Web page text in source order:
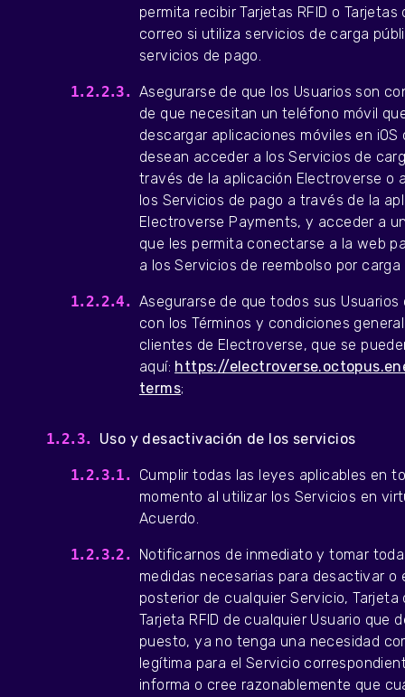
permita recibir Tarjetas RFID o Tarjetas
correo si utiliza servicios de carga
servicios de pago.
Asegurarse de que los Usuarios son
de que necesitan un teléfono móvil
descargar aplicaciones móviles en iOS
desean acceder a los Servicios de
través de la aplicación Electroverse o
los Servicios de pago a través de la
Electroverse Payments, y acceder a
que les permita conectarse a la web
a los Servicios de reembolso por
Asegurarse de que todos sus Usuarios
con los Términos y condiciones
clientes de Electroverse, que se
aquí: https://
terms;
Uso y desactivación de los servicios
Cumplir todas las leyes aplicables en
momento al utilizar los Servicios en
Acuerdo.
Notificarnos de inmediato y tomar
medidas necesarias para desactivar o
posterior de cualquier Servicio, Tarjeta
Tarjeta RFID de cualquier Usuario que
puesto, ya no tenga una necesidad
legítima para el Servicio
informa o cree razonablemente que